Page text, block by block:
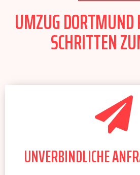
UMZUG
SCHRITTEN
UNVERBINDLICHE